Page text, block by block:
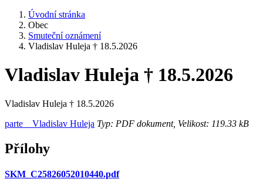
Úvodní stránka
Obec
Smuteční oznámení
Vladislav Huleja † 18.5.2026
Vladislav Huleja † 18.5.2026
Vladislav Huleja † 18.5.2026
parte _ Vladislav Huleja Typ: PDF dokument, Velikost: 119.33 kB
Přílohy
SKM_C25826052010440.pdf